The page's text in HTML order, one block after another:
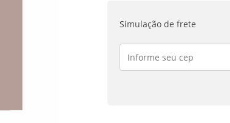
Simulação de frete